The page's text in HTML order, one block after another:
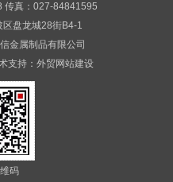
传真：027-84841595
盘龙城28街B4-1
金属制品有限公司
支持： 外贸网站建设
码